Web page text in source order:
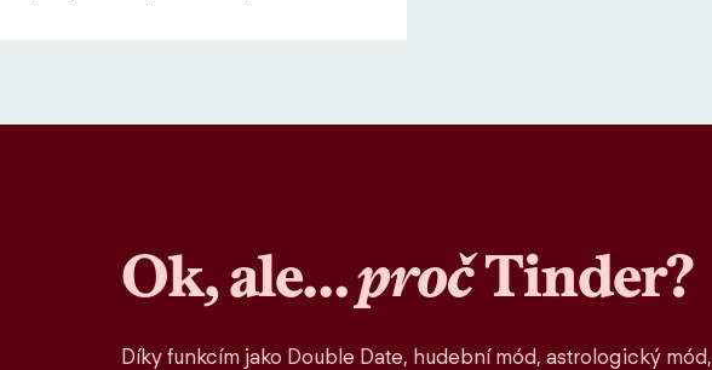
Ok, ale…pročTinder?
Díky funkcím jako Double Date, hudební mód, astrologický mód,